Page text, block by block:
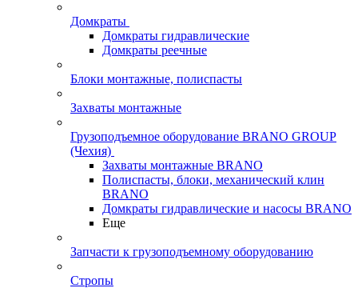
Домкраты
Домкраты гидравлические
Домкраты реечные
Блоки монтажные, полиспасты
Захваты монтажные
Грузоподъемное оборудование BRANO GROUP
(Чехия)
Захваты монтажные BRANO
Полиспасты, блоки, механический клин
BRANO
Домкраты гидравлические и насосы BRANO
Еще
Запчасти к грузоподъемному оборудованию
Стропы